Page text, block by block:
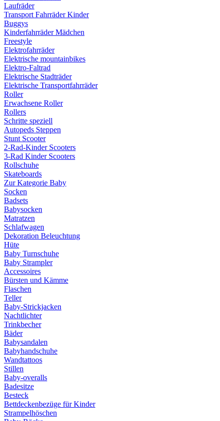
Laufräder
Transport Fahrräder Kinder
Buggys
Kinderfahrräder Mädchen
Freestyle
Elektrofahrräder
Elektrische mountainbikes
Elektro-Faltrad
Elektrische Stadträder
Elektrische Transportfahrräder
Roller
Erwachsene Roller
Rollers
Schritte speziell
Autopeds Steppen
Stunt Scooter
2-Rad-Kinder Scooters
3-Rad Kinder Scooters
Rollschuhe
Skateboards
Zur Kategorie Baby
Socken
Badsets
Babysocken
Matratzen
Schlafwagen
Dekoration Beleuchtung
Hüte
Baby Turnschuhe
Baby Strampler
Accessoires
Bürsten und Kämme
Flaschen
Teller
Baby-Strickjacken
Nachtlichter
Trinkbecher
Bäder
Babysandalen
Babyhandschuhe
Wandtattoos
Stillen
Baby-overalls
Badesitze
Besteck
Bettdeckenbezüge für Kinder
Strampelhöschen